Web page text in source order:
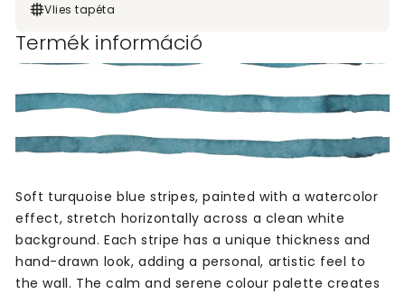
Vlies tapéta
Termék információ
Soft turquoise blue stripes, painted with a watercolor
effect, stretch horizontally across a clean white
background. Each stripe has a unique thickness and
hand-drawn look, adding a personal, artistic feel to
the wall. The calm and serene colour palette creates